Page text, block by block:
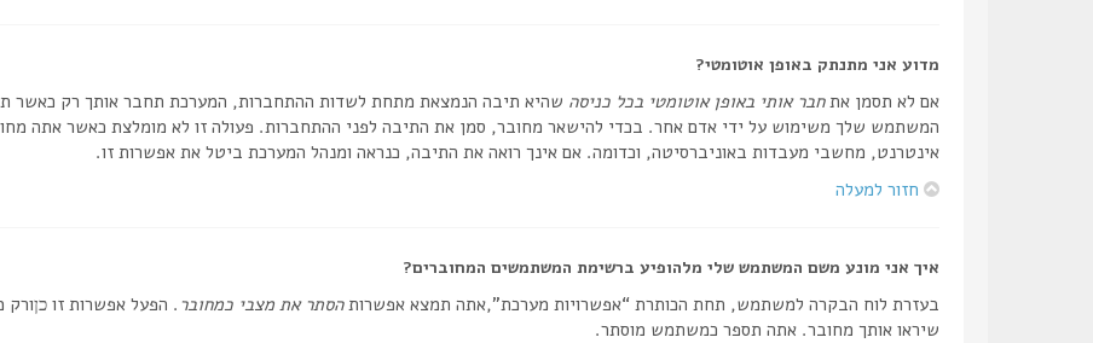
מדוע אני מתנתק באופן אוטומטי?
אם לא תסמן אתחבר אותי באופן אוטומטי בכל כניסה שהיא תיבה הנמצאת מתחת לשדות ההתחברות, המערכת תחבר אותך רק כאשר
המשתמש שלך משימוש על ידי אדם אחר. בכדי להישאר מחובר, סמן את התיבה לפני ההתחברות. פעולה זו לא מומלצת כאשר אתה
אינטרנט, מחשבי מעבדות באוניברסיטה, וכדומה. אם אינך רואה את התיבה, כנראה ומנהל המערכת ביטל את אפשרות זו.
חזור למעלה
איך אני מונע משם המשתמש שלי מלהופיע ברשימת המשתמשים המחוברים?
בעזרת לוח הבקרה למשתמש, תחת הכותרת “אפשרויות מערכת”,אתה תמצא אפשרותהסתר את מצבי כמחובר . הפעל אפשרות זו כןורק
שיראו אותך מחובר. אתה תספר כמשתמש מוסתר.